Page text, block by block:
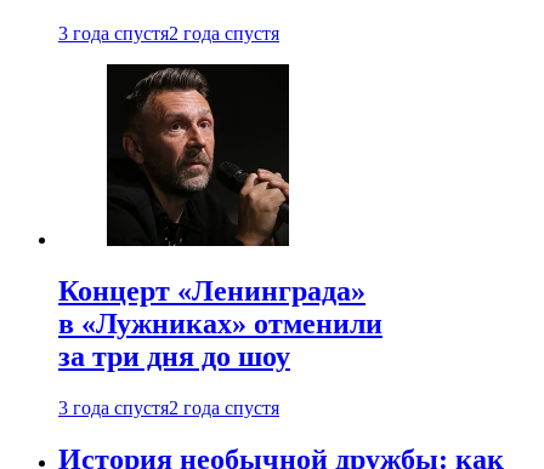
3 года спустя2 года спустя
Концерт «Ленинграда»
в «Лужниках» отменили
за три дня до шоу
3 года спустя2 года спустя
История необычной дружбы: как